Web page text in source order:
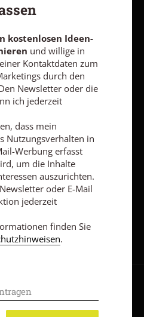
durch den Verlag Herder ein.
Werbung kann ich jederzeit
mein personenbezogenes
und E-Mail-Werbung erfasst
die Inhalte besser auf meine
einen Link in Newsletter oder E-
jederzeit ausschalten.
finden Sie in unseren
Jetzt anmelden
Datenschutz
kostenlosen Ideen-
und willige in
Kontaktdaten zum
durch den
Newsletter oder die
ich jederzeit
dass mein
Nutzungsverhalten in
Werbung erfasst
um die Inhalte
auszurichten.
oder E-Mail
jederzeit
finden Sie
.